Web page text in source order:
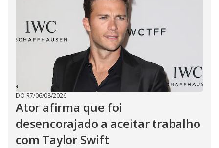
DO R7/06/08/2026
Ator afirma que foi
desencorajado a aceitar trabalho
com Taylor Swift